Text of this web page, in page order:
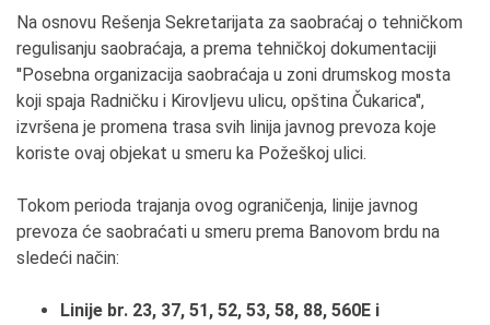
Na osnovu Rešenja Sekretarijata za saobraćaj o tehničkom
regulisanju saobraćaja, a prema tehničkoj dokumentaciji
''Posebna organizacija saobraćaja u zoni drumskog mosta
koji spaja Radničku i Kirovljevu ulicu, opština Čukarica'',
izvršena je promena trasa svih linija javnog prevoza koje
koriste ovaj objekat u smeru ka Požeškoj ulici.
Tokom perioda trajanja ovog ograničenja, linije javnog
prevoza će saobraćati u smeru prema Banovom brdu na
sledeći način:
Linije br. 23, 37, 51, 52, 53, 58, 88, 560E i